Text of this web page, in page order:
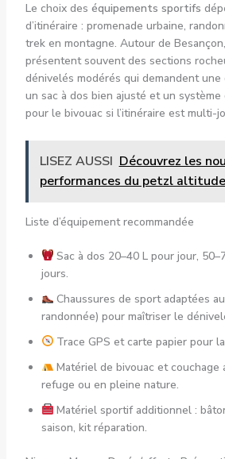
Le choix des équipements sportifs
d’itinéraire : promenade urbaine,
trek en montagne. Autour de
présentent souvent des sections
dénivelés modérés qui demandent une
un sac à dos bien ajusté et un système
pour le bivouac si l’itinéraire est multi-
LISEZ AUSSI Découvrez les
performances du petzl
Liste d’équipement recommandée
Sac à dos 20–40 L pour jour,
jours.
Chaussures de sport adaptées
randonnée) pour maîtriser le
Trace GPS et carte papier pour
Matériel de bivouac et couchage
refuge ou en pleine nature.
Matériel sportif additionnel :
saison, kit réparation.